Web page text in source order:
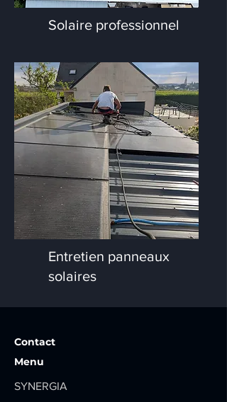
Solaire professionnel
Entretien panneaux
solaires
Contact
Menu
SYNERGIA